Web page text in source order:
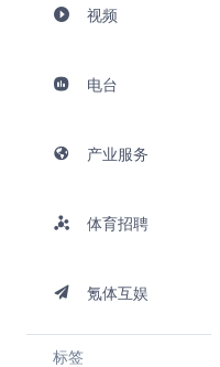
视频
电台
产业服务
体育招聘
氪体互娱
标签